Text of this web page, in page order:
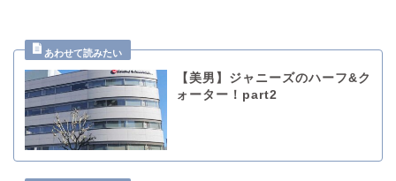
【美男】ジャニーズのハーフ&ク
ォーター！part2